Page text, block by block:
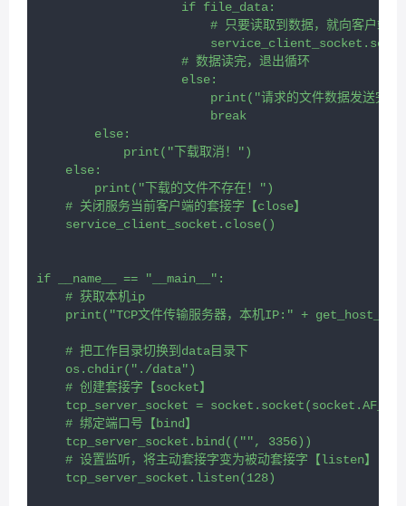
                    if file_data:
# 只要读取到数据，就向客户端进
                    # 数据读完，退出循环
                    else:
print("请求的文件数据发送完成
                        break
        else:
            print("下载取消！")
    else:
        print("下载的文件不存在！")
    # 关闭服务当前客户端的套接字【close】
    service_client_socket.close()
if __name__ == "__main__":
    # 获取本机ip
print("TCP文件传输服务器，本机IP:" +
    # 把工作目录切换到data目录下
    os.chdir("./data")
    # 创建套接字【socket】
tcp_server_socket =
    # 绑定端口号【bind】
    tcp_server_socket.bind(("", 3356))
    # 设置监听，将主动套接字变为被动套接字【listen】
    tcp_server_socket.listen(128)